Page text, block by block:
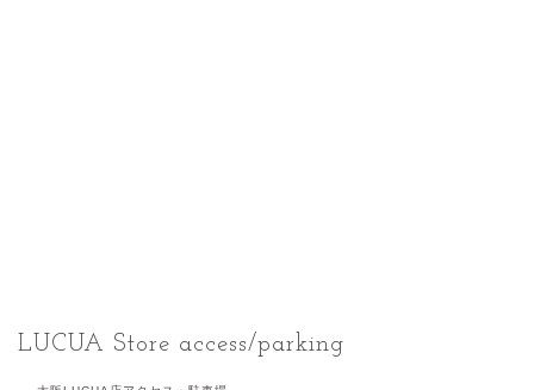
LUCUA Store access/parking